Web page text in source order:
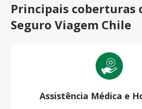
Principais coberturas
Seguro Viagem Chile
Assistência Médica e